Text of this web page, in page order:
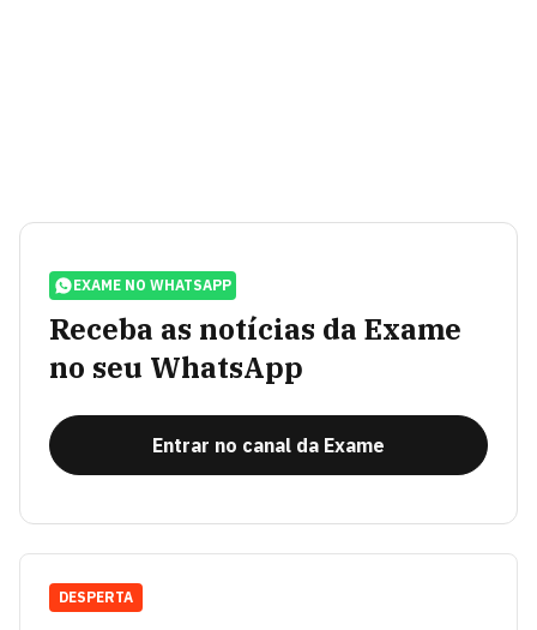
EXAME NO WHATSAPP
Receba as notícias da Exame
no seu WhatsApp
Entrar no canal da Exame
DESPERTA